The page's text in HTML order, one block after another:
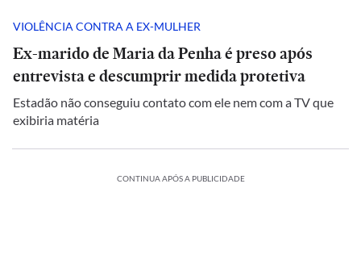
VIOLÊNCIA CONTRA A EX-MULHER
Ex-marido de Maria da Penha é preso após
entrevista e descumprir medida protetiva
Estadão não conseguiu contato com ele nem com a TV que
exibiria matéria
CONTINUA APÓS A PUBLICIDADE